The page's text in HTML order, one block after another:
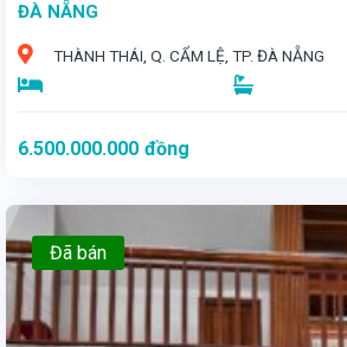
ĐÀ NẴNG
THÀNH THÁI, Q. CẨM LỆ, TP. ĐÀ NẴNG
6.500.000.000 đồng
Đã bán